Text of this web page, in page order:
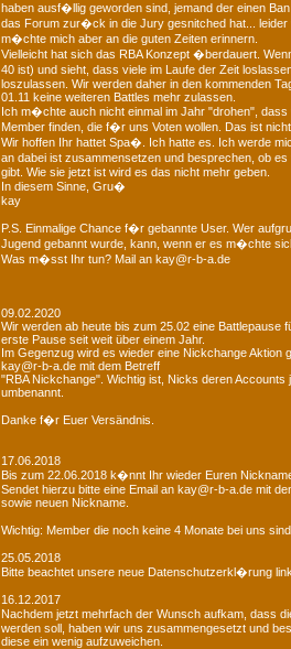
haben ausf�llig geworden sind, jemand der einen
das Forum zur�ck in die Jury gesnitched hat...
m�chte mich aber an die guten Zeiten erinnern.
Vielleicht hat sich das RBA Konzept �berdauert.
40 ist) und sieht, dass viele im Laufe der Zeit
loszulassen. Wir werden daher in den kommenden
01.11 keine weiteren Battles mehr zulassen.
Ich m�chte auch nicht einmal im Jahr "drohen",
Member finden, die f�r uns Voten wollen. Das ist
Wir hoffen Ihr hattet Spa�. Ich hatte es. Ich werde
an dabei ist zusammensetzen und besprechen, ob
gibt. Wie sie jetzt ist wird es das nicht mehr geben.
In diesem Sinne, Gru�
kay
P.S. Einmalige Chance f�r gebannte User. Wer
Jugend gebannt wurde, kann, wenn er es m�chte
Was m�sst Ihr tun? Mail an kay@r-b-a.de
09.02.2020
Wir werden ab heute bis zum 25.02 eine Battlepause
erste Pause seit weit über einem Jahr.
Im Gegenzug wird es wieder eine Nickchange Aktion
kay@r-b-a.de mit dem Betreff
"RBA Nickchange". Wichtig ist, Nicks deren
umbenannt.
Danke f�r Euer Versändnis.
17.06.2018
Bis zum 22.06.2018 k�nnt Ihr wieder Euren
Sendet hierzu bitte eine Email an kay@r-b-a.de mit
sowie neuen Nickname.
Wichtig: Member die noch keine 4 Monate bei uns
25.05.2018
Bitte beachtet unsere neue Datenschutzerkl�rung
16.12.2017
Nachdem jetzt mehrfach der Wunsch aufkam, dass
werden soll, haben wir uns zusammengesetzt und
diese ein wenig aufzuweichen.